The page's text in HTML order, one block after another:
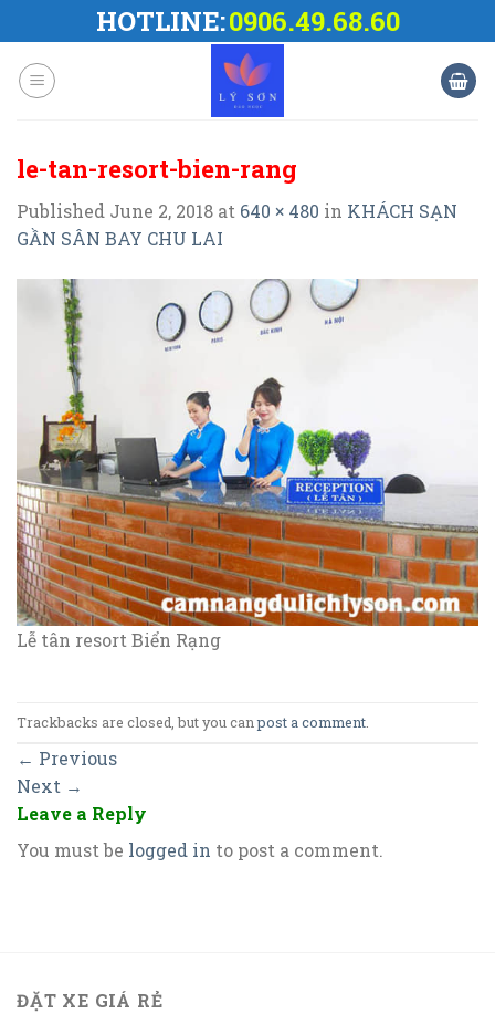
to
content
HOTLINE:0906.49.68.60
le-tan-resort-bien-rang
Published June 2, 2018 at 640 × 480 in KHÁCH SẠN
GẦN SÂN BAY CHU LAI
Lễ tân resort Biển Rạng
Trackbacks are closed, but you canpost a comment
← Previous
Next →
Leave a Reply
You must be logged in to post a comment.
ĐẶT XE GIÁ RẺ